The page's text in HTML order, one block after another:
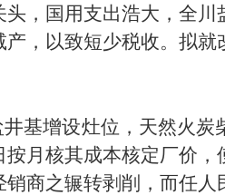
，国用支出浩大，全
，以致短少税收。拟就
基增设灶位，天然火炭
月核其成本核定厂价
商之辗转剥削，而任